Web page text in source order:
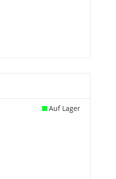
Auf Lager